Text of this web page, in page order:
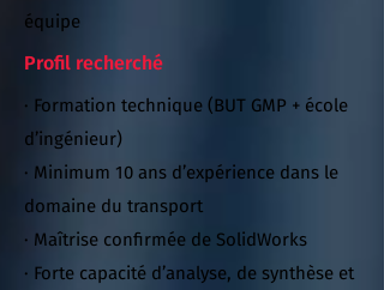
équipe
Profil recherché
· Formation technique (BUT GMP + école
d’ingénieur)
· Minimum 10 ans d’expérience dans le
domaine du transport
· Maîtrise confirmée de SolidWorks
· Forte capacité d’analyse, de synthèse et